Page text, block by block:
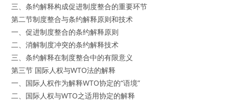
三、条约解释构成促进制度整合的重要环节
第二节制度整合与条约解释原则和技术
一、促进制度整合的条约解释原则
二、消解制度冲突的条约解释技术
三、条约解释在制度整合中的有限意义
第三节 国际人权与WTO法的解释
一、国际人权作为解释WTO协定的“语境”
二、国际人权与WTO之适用协定的解释